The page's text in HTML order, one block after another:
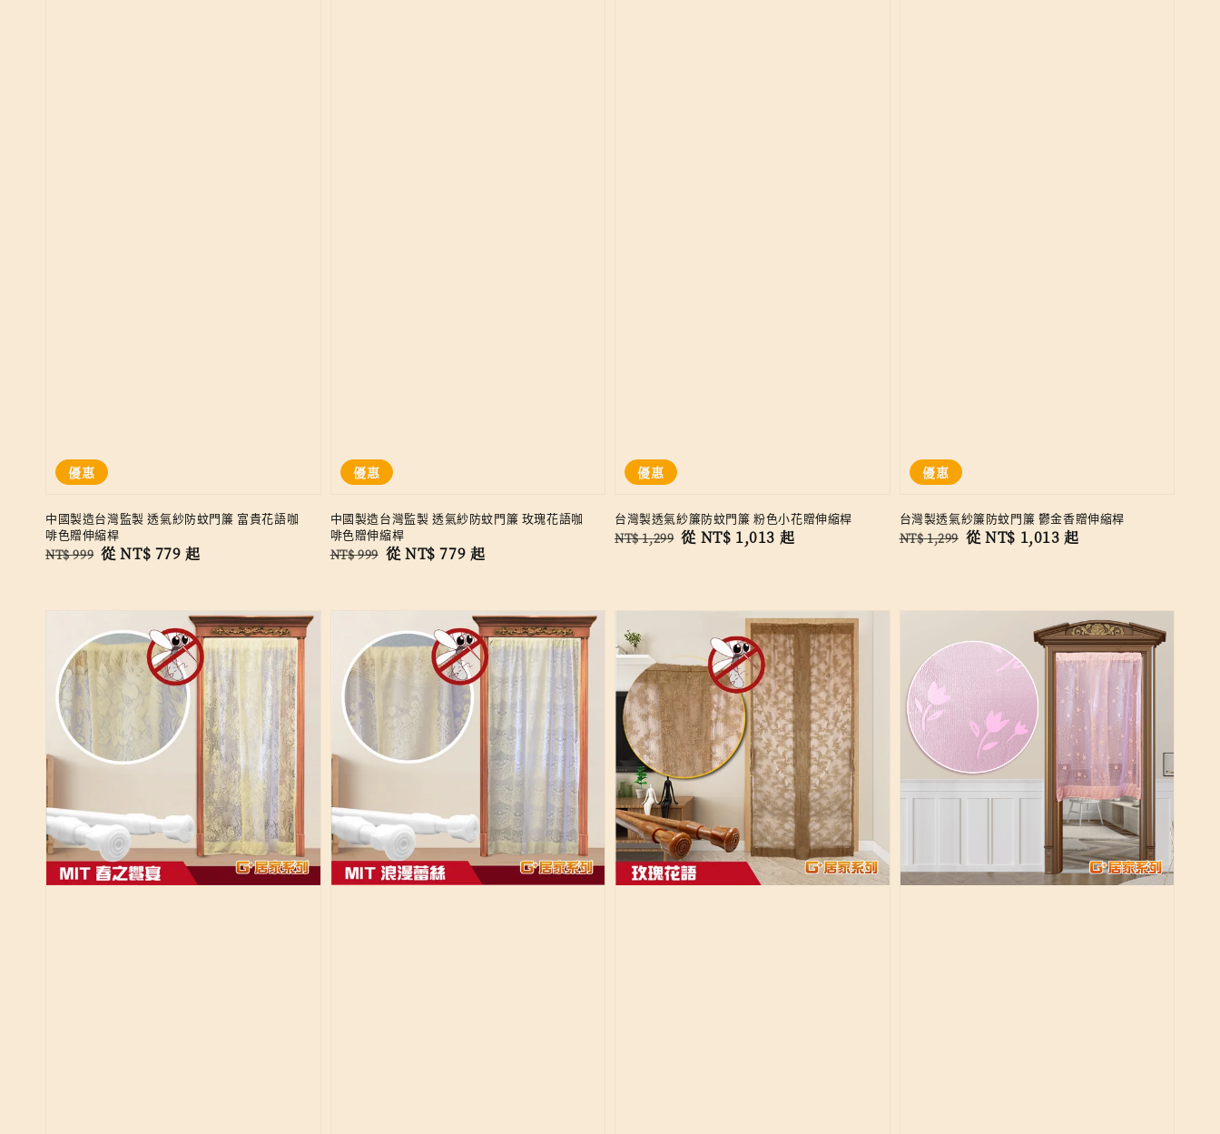
優惠
中國製造台灣監製 透氣紗防蚊門簾 富貴花語咖
啡色贈伸縮桿
Regular
NT$ 999 Sale
從NT$ 779 起
優惠
中國製造台灣監製 透氣紗防蚊門簾 玫瑰花語咖
啡色贈伸縮桿
Regular
NT$ 999 Sale
從NT$ 779 起
優惠
台灣製透氣紗簾防蚊門簾 粉色小花贈伸縮桿
Regular
NT$ 1,299 Sale
從 NT$ 1,013 起
優惠
台灣製透氣紗簾防蚊門簾 鬱金香贈伸縮桿
Regular
NT$ 1,299 Sale
從NT$ 1,013 起